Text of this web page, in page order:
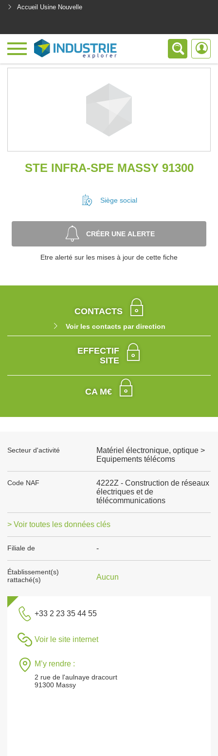
Accueil Usine Nouvelle
STE INFRA-SPE MASSY 91300
Siège social
CRÉER UNE ALERTE
Etre alerté sur les mises à jour de cette fiche
CONTACTS
Voir les contacts par direction
EFFECTIF
SITE
CA M€
Secteur d'activité
Matériel électronique, optique >
Equipements télécoms
Code NAF
4222Z - Construction de réseaux
électriques et de
télécommunications
> Voir toutes les données clés
Filiale de -
Établissement(s)
rattaché(s)
Aucun
+33 2 23 35 44 55
Voir le site internet
M’y rendre :
2 rue de l'aulnaye dracourt
91300 Massy